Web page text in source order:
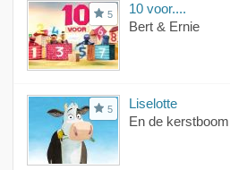
5
10 voor....
Bert & Ernie
5
Liselotte
En de kerstboom